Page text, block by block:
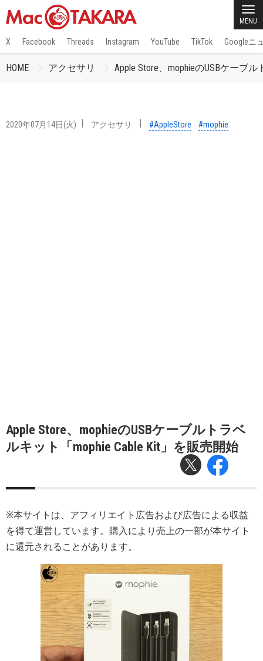
MENU
X Facebook Threads Instagram YouTube TikTok Googleニ
HOME アクセサリ Apple Store、mophieのUSBケーブ
2020年07月14日(火) アクセサリ #AppleStore #mophie
Apple Store、mophieのUSBケーブルトラベ
ルキット「mophie Cable Kit」を販売開始
※本サイトは、アフィリエイト広告および広告による収益
を得て運営しています。購入により売上の一部が本サイト
に還元されることがあります。